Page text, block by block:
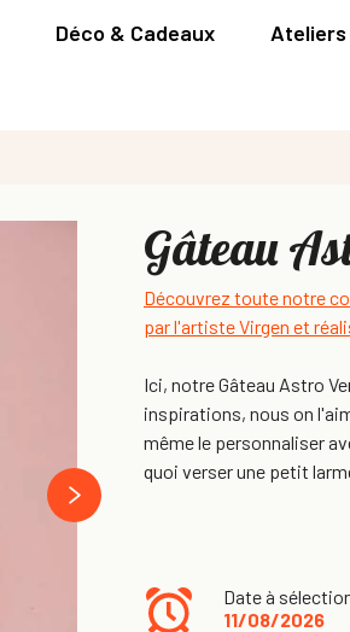
Déco & Cadeaux Ateliers
next
Gâteau
Découvrez toute notre
par l'artiste Virgen et
Ici, notre Gâteau Astro
inspirations, nous on
même le personnaliser
quoi verser une petit
Date à
11/08/2026